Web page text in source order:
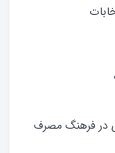
در فرهنگ مصرف